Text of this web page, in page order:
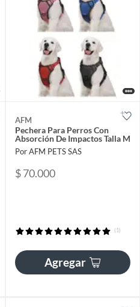
AFM
Pechera Para Perros Con
Absorción De Impactos Talla M
Por AFM PETS SAS
$ 70.000
(1)
Agregar